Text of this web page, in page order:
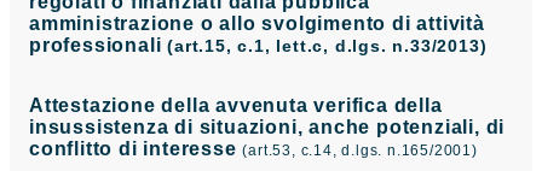
amministrazione o allo svolgimento di attività
professionali(art.15, c.1, lett.c, d.lgs. n.33/2013)
Attestazione della avvenuta verifica della
insussistenza di situazioni, anche potenziali, di
conflitto di interesse(art.53, c.14, d.lgs. n.165/2001)